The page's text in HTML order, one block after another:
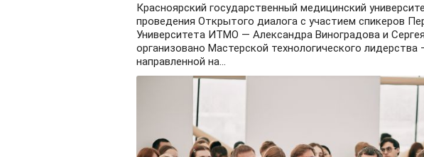
Красноярский государственный медицинский
проведения Открытого диалога с участием спикеров
Университета ИТМО — Александра Виноградова и
организовано Мастерской технологического лидерства
направленной на...